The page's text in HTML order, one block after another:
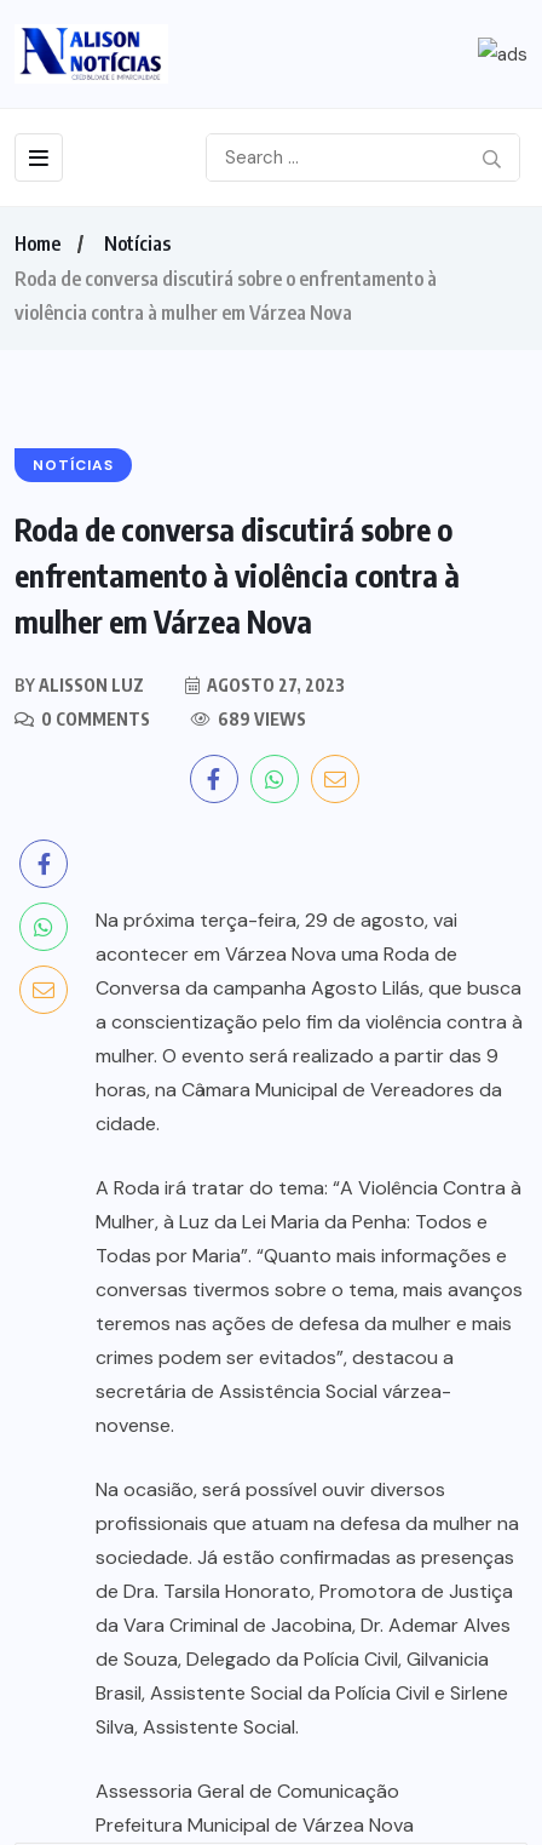
Home
Notícias
Roda de conversa discutirá sobre o enfrentamento à
violência contra à mulher em Várzea Nova
NOTÍCIAS
Roda de conversa discutirá sobre o
enfrentamento à violência contra à
mulher em Várzea Nova
BYALISSON LUZ
AGOSTO 27, 2023
0 COMMENTS
689 VIEWS
Na próxima terça-feira, 29 de agosto, vai
acontecer em Várzea Nova uma Roda de
Conversa da campanha Agosto Lilás, que busca
a conscientização pelo fim da violência contra à
mulher. O evento será realizado a partir das 9
horas, na Câmara Municipal de Vereadores da
cidade.
A Roda irá tratar do tema: “A Violência Contra à
Mulher, à Luz da Lei Maria da Penha: Todos e
Todas por Maria”. “Quanto mais informações e
conversas tivermos sobre o tema, mais avanços
teremos nas ações de defesa da mulher e mais
crimes podem ser evitados”, destacou a
secretária de Assistência Social várzea-
novense.
Na ocasião, será possível ouvir diversos
profissionais que atuam na defesa da mulher na
sociedade. Já estão confirmadas as presenças
de Dra. Tarsila Honorato, Promotora de Justiça
da Vara Criminal de Jacobina, Dr. Ademar Alves
de Souza, Delegado da Polícia Civil, Gilvanicia
Brasil, Assistente Social da Polícia Civil e Sirlene
Silva, Assistente Social.
Assessoria Geral de Comunicação
Prefeitura Municipal de Várzea Nova